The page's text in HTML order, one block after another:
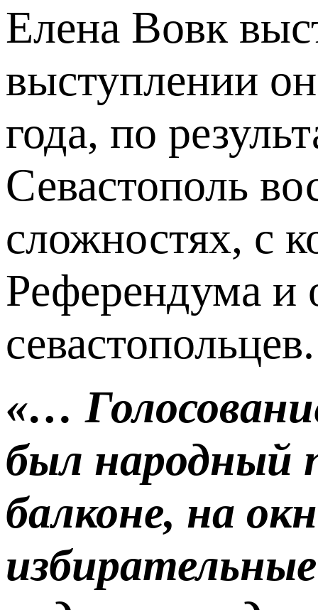
Елена Вовк
выступлении
года, по
Севастополь
сложностях, с
Референдума и
«…
был народный
балконе, на